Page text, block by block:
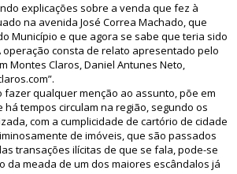
explicações sobre a venda que fez à
na avenida José Correa Machado, que
Município e que agora se sabe que teria sido
consta de relato apresentado pelo
Montes Claros, Daniel Antunes Neto,
fazer qualquer menção ao assunto, põe em
tempos circulam na região, segundo os
com a cumplicidade de cartório de cidade
de imóveis, que são passados
transações ilícitas de que se fala, pode-se
da meada de um dos maiores escândalos já